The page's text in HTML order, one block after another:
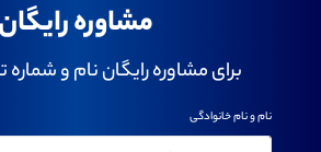
مشاوره رایگان
برای مشاوره رایگان نام و شماره
نام و نام خانوادگی